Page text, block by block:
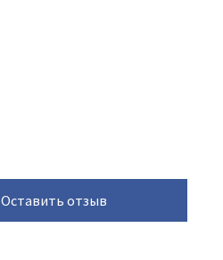
Оставить отзыв